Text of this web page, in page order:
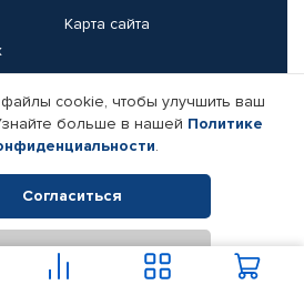
Карта сайта
Реквизиты компании
2026. Все права защищены.
товаров Автопрофи.
cookie, чтобы улучшить ваш
больше в нашей Политике
.
Согласиться
Отклонить